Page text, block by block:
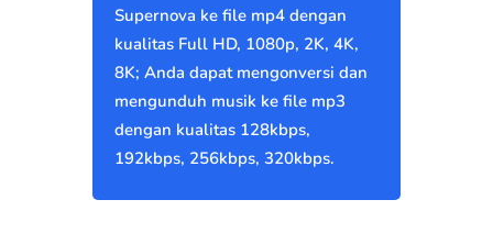
Supernova ke file mp4 dengan
kualitas Full HD, 1080p, 2K, 4K,
8K; Anda dapat mengonversi dan
mengunduh musik ke file mp3
dengan kualitas 128kbps,
192kbps, 256kbps, 320kbps.